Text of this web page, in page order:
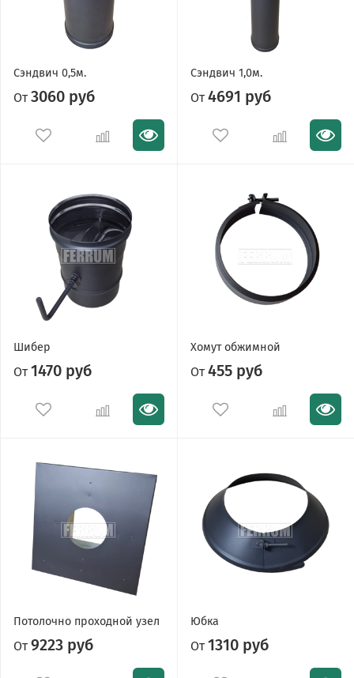
Сэндвич 0,5м.
От 3060 руб
Сэндвич 1,0м.
От 4691 руб
Шибер
От 1470 руб
Хомут обжимной
От 455 руб
Потолочно проходной узел
От 9223 руб
Юбка
От 1310 руб